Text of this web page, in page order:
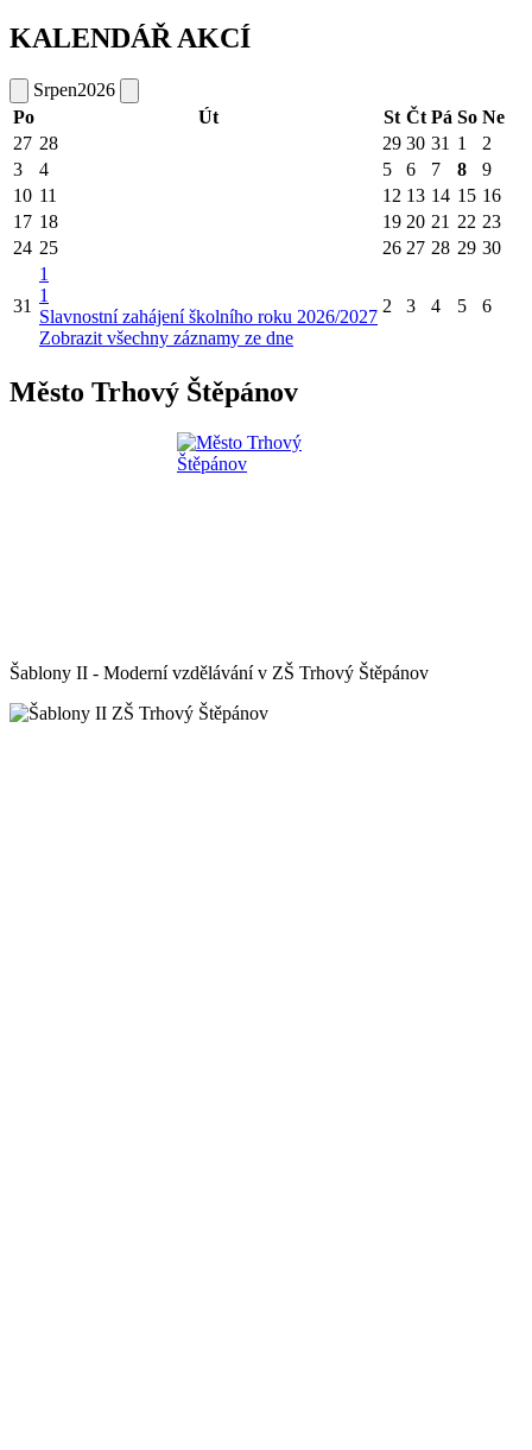
KALENDÁŘ AKCÍ
Srpen2026
Po
Út St Čt Pá So Ne
27 28 29 30 31 1
2
3
4 5 6 7 8
9
10 11 12 13 14 15 16
17 18 19 20 21 22 23
24 25 26 27 28 29 30
31
1
1
Slavnostní zahájení školního roku 2026/2027
Zobrazit všechny záznamy ze dne
2 3 4 5 6
Město Trhový Štěpánov
Šablony II - Moderní vzdělávání v ZŠ Trhový Štěpánov